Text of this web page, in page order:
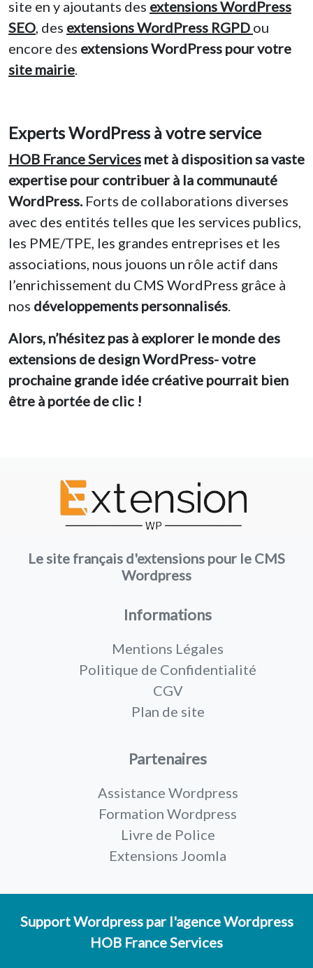
site en y ajoutants des extensions WordPress
SEO , des extensions WordPress RGPD ou
encore des extensions WordPress pour votre
site mairie
Experts WordPress à votre service
HOB France Services met à disposition sa vaste
expertise pour contribuer à la communauté
WordPress. Forts de collaborations diverses
avec des entités telles que les services publics,
les PME/TPE, les grandes entreprises et les
associations, nous jouons un rôle actif dans
l’enrichissement du CMS WordPress grâce à
nos développements personnalisés
Alors, n’hésitez pas à explorer le monde des
extensions de design WordPress- votre
prochaine grande idée créative pourrait bien
être à portée de clic !
Le site français d'extensions pour le CMS
Wordpress
Informations
Mentions Légales
Politique de Confidentialité
CGV
Plan de site
Partenaires
Assistance Wordpress
Formation Wordpress
Livre de Police
Extensions Joomla
Support Wordpress par l'agence Wordpress
HOB France Services